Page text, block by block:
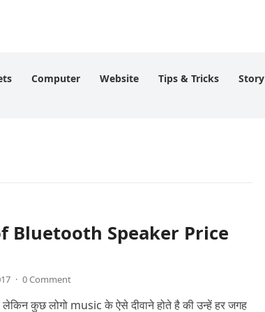
Computer Website Tips & Tricks Story
Bluetooth Speaker Price
· 0 Comment
लेकिन कुछ लोगो music के ऐसे दीवाने होते है की उन्हें हर जगह